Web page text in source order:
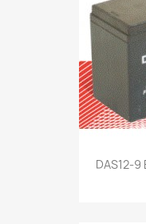
DAS12-9